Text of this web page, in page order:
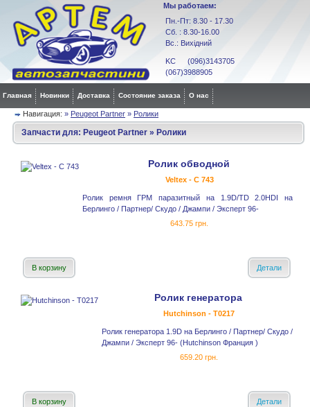
Мы работаем:
Пн.-Пт: 8.30 - 17.30
Сб. : 8.30-16.00
Вс.: Вихідний
KC (096)3143705
(067)3988905
Главная Новинки Доставка Состояние заказа О нас
Навигация: » Peugeot Partner » Ролики
Запчасти для: Peugeot Partner » Ролики
Ролик обводной
Veltex - C 743
Ролик ремня ГРМ паразитный на 1.9D/TD 2.0HDI на
Берлинго / Партнер/ Скудо / Джампи / Эксперт 96-
643.75 грн.
В корзину Детали
Ролик генератора
Hutchinson - T0217
Ролик генератора 1.9D на Берлинго / Партнер/ Скудо /
Джампи / Эксперт 96- (Hutchinson Франция )
659.20 грн.
В корзину Детали